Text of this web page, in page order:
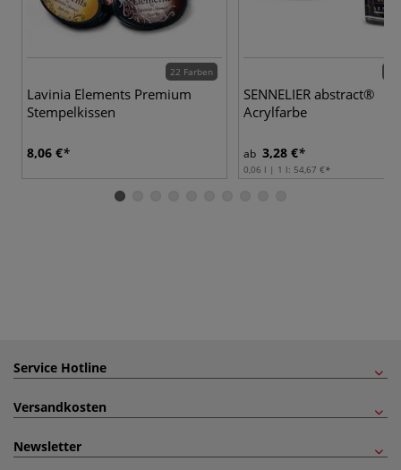
22 Farben
Lavinia Elements Premium
Stempelkissen
8,06 €
SENNELIER abstract®
Acrylfarbe
ab 3,28 €
0,06 l | 1 l: 54,67 €
Service Hotline
Versandkosten
Newsletter